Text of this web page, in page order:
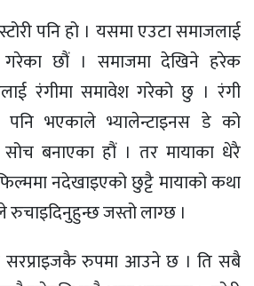
पनि हो । यसमा एउटा समाजलाई
गरेका छौं । समाजमा देखिने हरेक
रंगीमा समावेश गरेको छु । रंगी
पनि भएकाले भ्यालेन्टाइनस डे को
सोच बनाएका हौं । तर मायाका धेरै
नदेखाइएको छुट्टै मायाको कथा
जस्तो लाग्छ ।
सरप्राइजकै रुपमा आउने छ । ति सबै